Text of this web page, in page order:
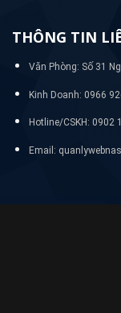
THÔNG TIN
Văn Phòng: Số 31
Kinh Doanh: 0966
Hotline/CSKH: 0902
Email: